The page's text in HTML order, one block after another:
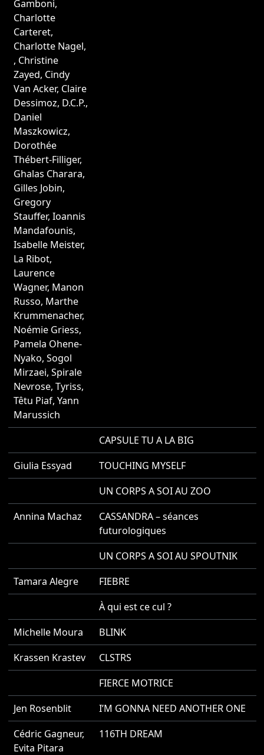
Gamboni,
Charlotte
Carteret,
Charlotte Nagel,
, Christine
Zayed, Cindy
Van Acker, Claire
Dessimoz, D.C.P.,
Daniel
Maszkowicz,
Dorothée
Thébert-Filliger,
Ghalas Charara,
Gilles Jobin,
Gregory
Stauffer, Ioannis
Mandafounis,
Isabelle Meister,
La Ribot,
Laurence
Wagner, Manon
Russo, Marthe
Krummenacher,
Noémie Griess,
Pamela Ohene-
Nyako, Sogol
Mirzaei, Spirale
Nevrose, Tyriss,
Têtu Piaf, Yann
Marussich
CAPSULE TU A LA BIG
Giulia Essyad
TOUCHING MYSELF
UN CORPS A SOI AU ZOO
Annina Machaz
CASSANDRA – séances
futurologiques
UN CORPS A SOI AU SPOUTNIK
Tamara Alegre
FIEBRE
À qui est ce cul ?
Michelle Moura
BLINK
Krassen Krastev
CLSTRS
FIERCE MOTRICE
Jen Rosenblit
I’M GONNA NEED ANOTHER ONE
Cédric Gagneur,
Evita Pitara
116TH DREAM